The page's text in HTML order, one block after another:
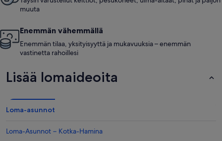
muuta
Enemmän vähemmällä
Enemmän tilaa, yksityisyyttä ja mukavuuksia – enemmän
vastinetta rahoillesi
Lisää lomaideoita
Loma-asunnot
Loma-Asunnot − Kotka-Hamina